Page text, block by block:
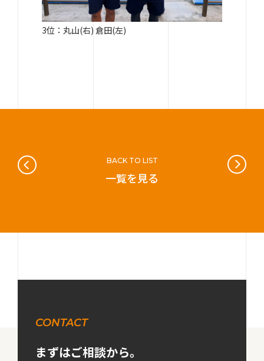
3位：丸山(右) 倉田(左)
BACK TO LIST
一覧を見る
CONTACT
まずはご相談から。